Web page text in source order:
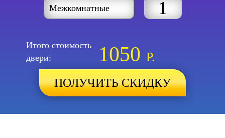
Итого стоимость
двери:
1050 Р.
ПОЛУЧИТЬ СКИДКУ